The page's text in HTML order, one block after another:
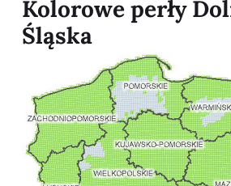
Kolorowe perły
Śląska